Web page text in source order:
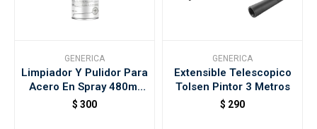
GENERICA
Limpiador Y Pulidor Para
Acero En Spray 480ml
Clean
$ 300
GENERICA
Extensible Telescopico
Tolsen Pintor 3 Metros
$ 290